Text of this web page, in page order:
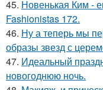
45. Новенькая Ким -
Fashionistas 172.
46. Ну а теперь мы
образы звезд с
47. Идеальный
новогоднюю ночь.